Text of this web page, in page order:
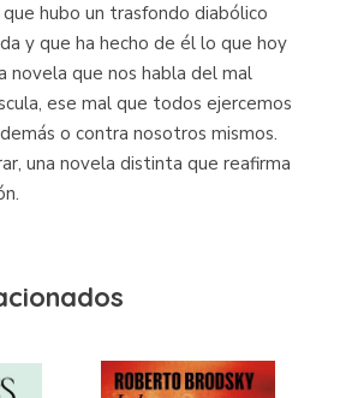
hubo un trasfondo diabólico
y que ha hecho de él lo que hoy
novela que nos habla del mal
ese mal que todos ejercemos
o contra nosotros mismos.
una novela distinta que reafirma